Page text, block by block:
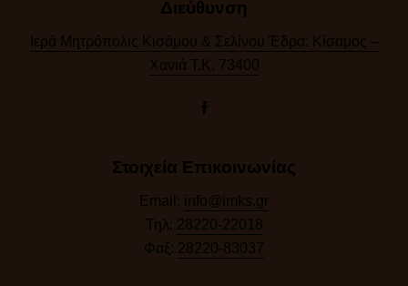
Διεύθυνση
Ιερά Μητρόπολις Κισάμου & Σελίνου Έδρα: Κίσαμος –
Χανιά Τ.Κ. 73400
Στοιχεία Επικοινωνίας
Email: info@imks.gr
Τηλ: 28220-22018
Φαξ: 28220-83037